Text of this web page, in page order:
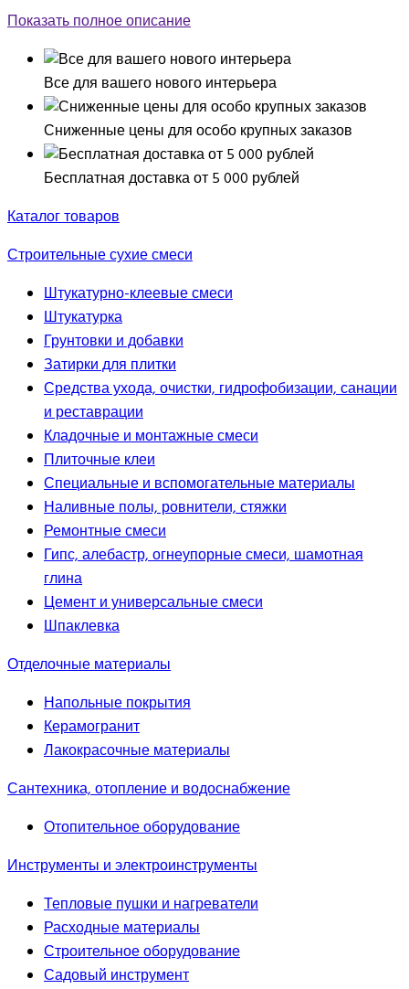
Показать полное описание
Все для вашего нового интерьера
Сниженные цены для особо крупных заказов
Бесплатная доставка от 5 000 рублей
Каталог товаров
Строительные сухие смеси
Штукатурно-клеевые смеси
Штукатурка
Грунтовки и добавки
Затирки для плитки
Средства ухода, очистки, гидрофобизации, санации
и реставрации
Кладочные и монтажные смеси
Плиточные клеи
Специальные и вспомогательные материалы
Наливные полы, ровнители, стяжки
Ремонтные смеси
Гипс, алебастр, огнеупорные смеси, шамотная
глина
Цемент и универсальные смеси
Шпаклевка
Отделочные материалы
Напольные покрытия
Керамогранит
Лакокрасочные материалы
Сантехника, отопление и водоснабжение
Отопительное оборудование
Инструменты и электроинструменты
Тепловые пушки и нагреватели
Расходные материалы
Строительное оборудование
Садовый инструмент